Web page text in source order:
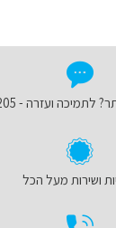
ועזרה - 050-2120205
ושירות מעל הכל